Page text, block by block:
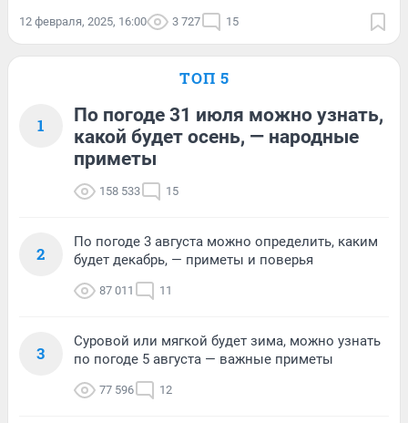
12 февраля, 2025, 16:00 3 727 15
ТОП 5
1
По погоде 31 июля можно узнать,
какой будет осень, — народные
приметы
158 533 15
2
По погоде 3 августа можно определить, каким
будет декабрь, — приметы и поверья
87 011 11
3
Суровой или мягкой будет зима, можно узнать
по погоде 5 августа — важные приметы
77 596 12